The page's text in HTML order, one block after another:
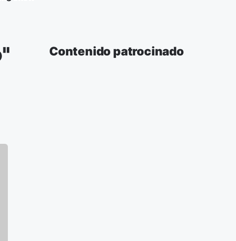
Contenido patrocinado